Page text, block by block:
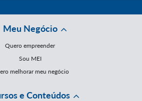
Meu Negócio
Quero empreender
Sou MEI
melhorar meu negócio
e Conteúdos